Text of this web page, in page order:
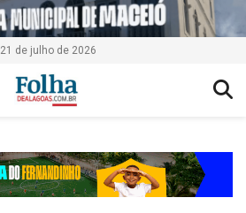
21 de julho de 2026